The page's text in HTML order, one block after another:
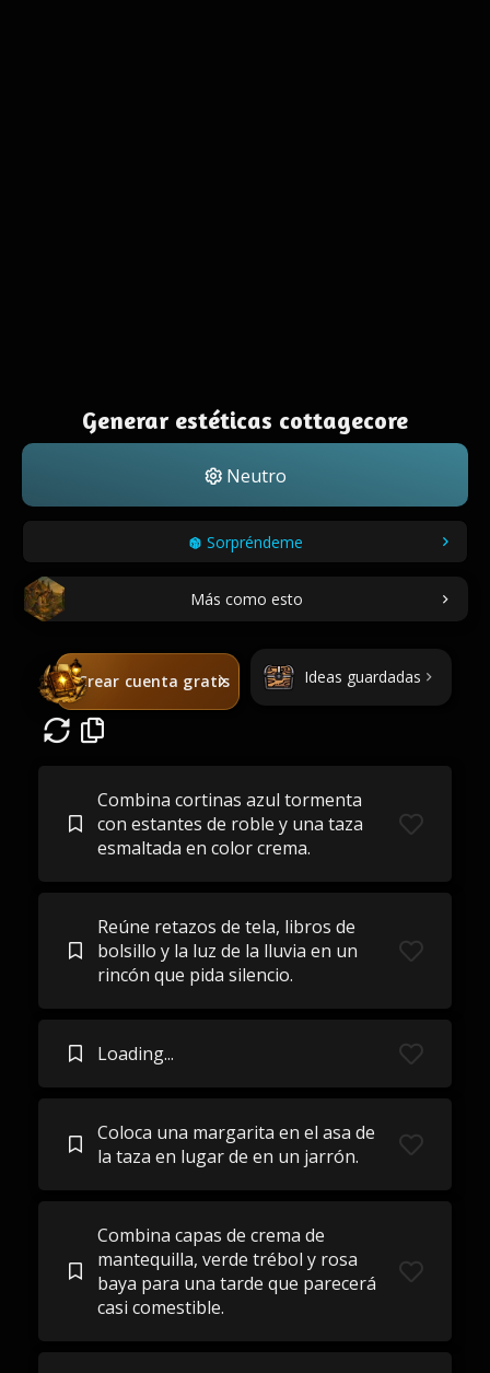
Generar estéticas cottagecore
Neutro
Sorpréndeme
Más como esto
Crear cuenta gratis Ideas guardadas
Combina cortinas azul tormenta
con estantes de roble y una taza
esmaltada en color crema.
Reúne retazos de tela, libros de
bolsillo y la luz de la lluvia en un
rincón que pida silencio.
Loading...
Coloca una margarita en el asa de
la taza en lugar de en un jarrón.
Combina capas de crema de
mantequilla, verde trébol y rosa
baya para una tarde que parecerá
casi comestible.